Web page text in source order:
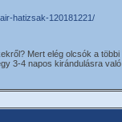
hatizsak-120181221/
Mert elég olcsók a
3-4 napos kirándulásra